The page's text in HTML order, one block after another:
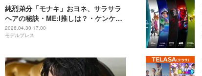
純烈弟分「モナキ」おヨネ、サラサラ
ヘアの秘訣・ME:I推しは？・ケンケン
と“不仲”発言の裏にあった深い思い…
読者の質問に全力回答【インタビュー
2026.04.30 17:00
モデルプレス